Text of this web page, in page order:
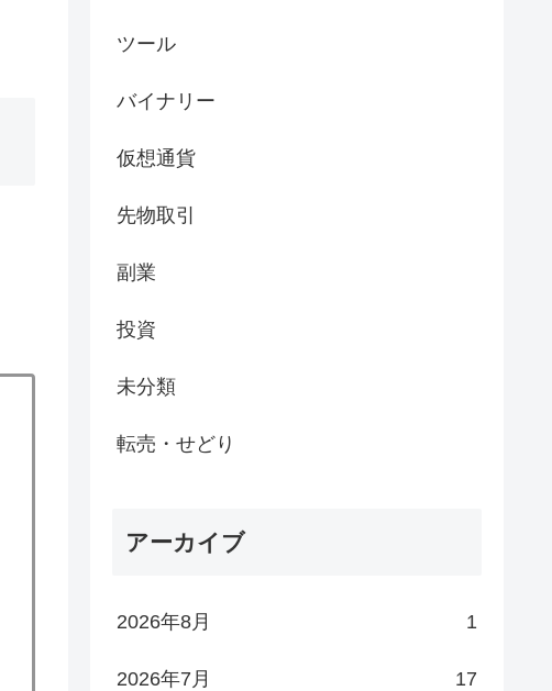
ツール
バイナリー
仮想通貨
先物取引
副業
投資
未分類
転売・せどり
アーカイブ
2026年8月 1
2026年7月 17